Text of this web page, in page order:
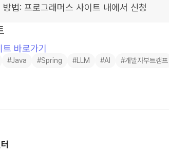
법: 프로그래머스 사이트 내에서 신청
바로가기
#Java #Spring #LLM #AI #개발자부트캠프